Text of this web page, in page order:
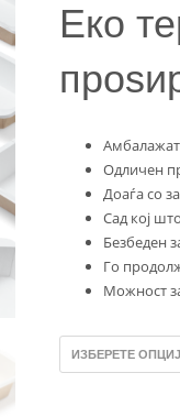
Еко
Oдличен
Доаѓа со
Сад кој
Безбеден
Го
Можност